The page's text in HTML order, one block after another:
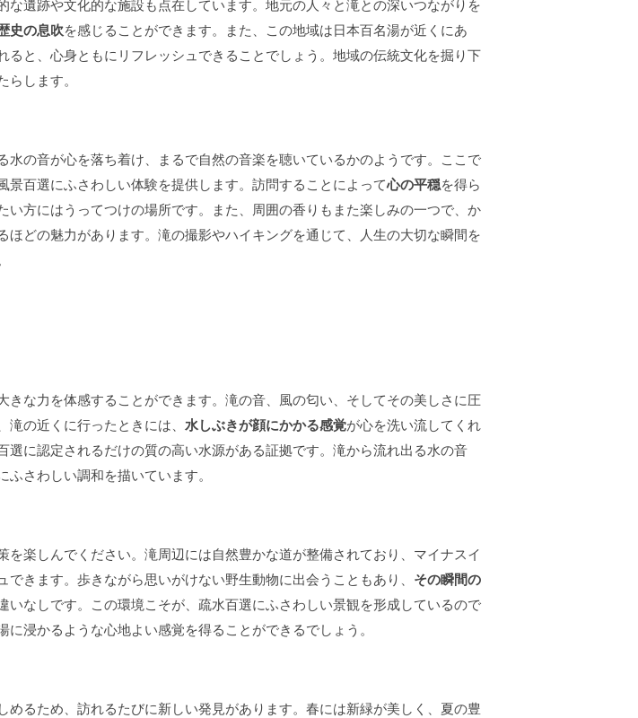
な遺跡や文化的な施設も点在しています。地元の人々と滝との深いつながりを
史の息吹を感じることができます。また、この地域は日本百名湯が近くにあ
ると、心身ともにリフレッシュできることでしょう。地域の伝統文化を掘り下
します。
水の音が心を落ち着け、まるで自然の音楽を聴いているかのようです。ここで
景百選にふさわしい体験を提供します。訪問することによって心の平穏を得ら
い方にはうってつけの場所です。また、周囲の香りもまた楽しみの一つで、か
ほどの魅力があります。滝の撮影やハイキングを通じて、人生の大切な瞬間を
きな力を体感することができます。滝の音、風の匂い、そしてその美しさに圧
の近くに行ったときには、 水しぶきが顔にかかる感覚が心を洗い流してくれ
選に認定されるだけの質の高い水源がある証拠です。滝から流れ出る水の音
さわしい調和を描いています。
を楽しんでください。滝周辺には自然豊かな道が整備されており、マイナスイ
きます。歩きながら思いがけない野生動物に出会うこともあり、 その瞬間の
いなしです。この環境こそが、疏水百選にふさわしい景観を形成しているので
浸かるような心地よい感覚を得ることができるでしょう。
めるため、訪れるたびに新しい発見があります。春には新緑が美しく、夏の豊